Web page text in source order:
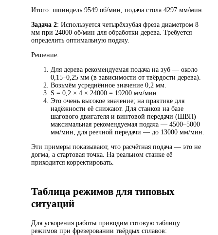
Итого: шпиндель 9549 об/мин, подача стола 4297 мм/мин.
Задача 2: Используется четырёхзубая фреза диаметром 8
мм при 24000 об/мин для обработки дерева. Требуется
определить оптимальную подачу.
Решение:
Для дерева рекомендуемая подача на зуб — около
0,15–0,25 мм (в зависимости от твёрдости дерева).
Возьмём усреднённое значение 0,2 мм.
S = 0,2 × 4 × 24000 = 19200 мм/мин.
Это очень высокое значение; на практике для
надёжности её снижают. Для станков на базе
шагового двигателя и винтовой передачи (ШВП)
максимальная рекомендуемая подача — 4500–5000
мм/мин, для реечной передачи — до 13000 мм/мин.
Эти примеры показывают, что расчётная подача — это не
догма, а стартовая точка. На реальном станке её
приходится корректировать.
Таблица режимов для типовых
ситуаций
Для ускорения работы приводим готовую таблицу
режимов при фрезеровании твёрдых сплавов: